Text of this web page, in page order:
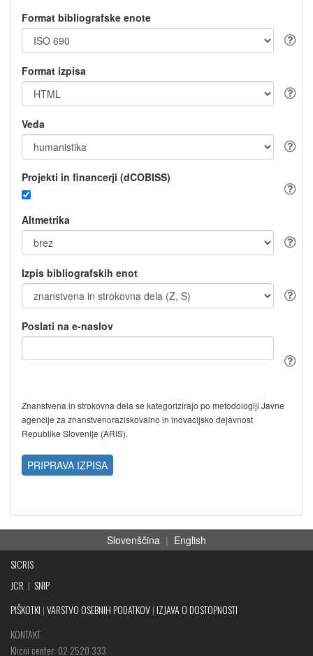
Format bibliografske enote
Format izpisa
Veda
Projekti in financerji (dCOBISS)
Altmetrika
Izpis bibliografskih enot
Poslati na e-naslov
Znanstvena in strokovna dela se kategorizirajo po metodologiji Javne
agencije za znanstvenoraziskovalno in inovacijsko dejavnost
Republike Slovenije (ARIS).
PRIPRAVA IZPISA
Slovenščina | English
SICRIS
JCR | SNIP
PIŠKOTKI |VARSTVO OSEBNIH PODATKOV| IZJAVA O DOSTOPNOSTI
KONTAKT
Klicni center: 02 2520 333